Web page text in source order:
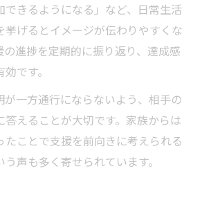
できるようになる」など、日常生活
挙げるとイメージが伝わりやすくな
の進捗を定期的に振り返り、達成感
です。
が一方通行にならないよう、相手の
答えることが大切です。家族からは
たことで支援を前向きに考えられる
声も多く寄せられています。